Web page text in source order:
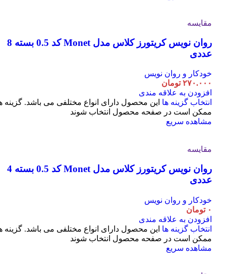
مقایسه
روان نویس کریتورز کلاس مدل Monet کد 0.5 بسته 8
عددی
خودکار و روان نویس
۲۷۰.۰۰۰ تومان
افزودن به علاقه مندی
انتخاب گزینه ها این محصول دارای انواع مختلفی می باشد. گزینه
ممکن است در صفحه محصول انتخاب شوند
مشاهده سریع
مقایسه
روان نویس کریتورز کلاس مدل Monet کد 0.5 بسته 4
عددی
خودکار و روان نویس
۰ تومان
افزودن به علاقه مندی
انتخاب گزینه ها این محصول دارای انواع مختلفی می باشد. گزینه
ممکن است در صفحه محصول انتخاب شوند
مشاهده سریع